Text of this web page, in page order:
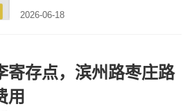
2026-06-18
寄存点，滨州路枣庄路
用